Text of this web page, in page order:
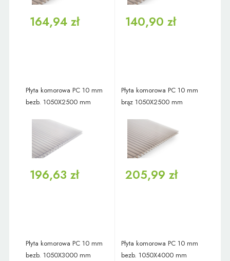
164,94 zł 140,90 zł
Płyta komorowa PC 10 mm
bezb. 1050X2500 mm
196,63 zł
Płyta komorowa PC 10 mm
brąz 1050X2500 mm
205,99 zł
Płyta komorowa PC 10 mm
bezb. 1050X3000 mm
Płyta komorowa PC 10 mm
bezb. 1050X4000 mm